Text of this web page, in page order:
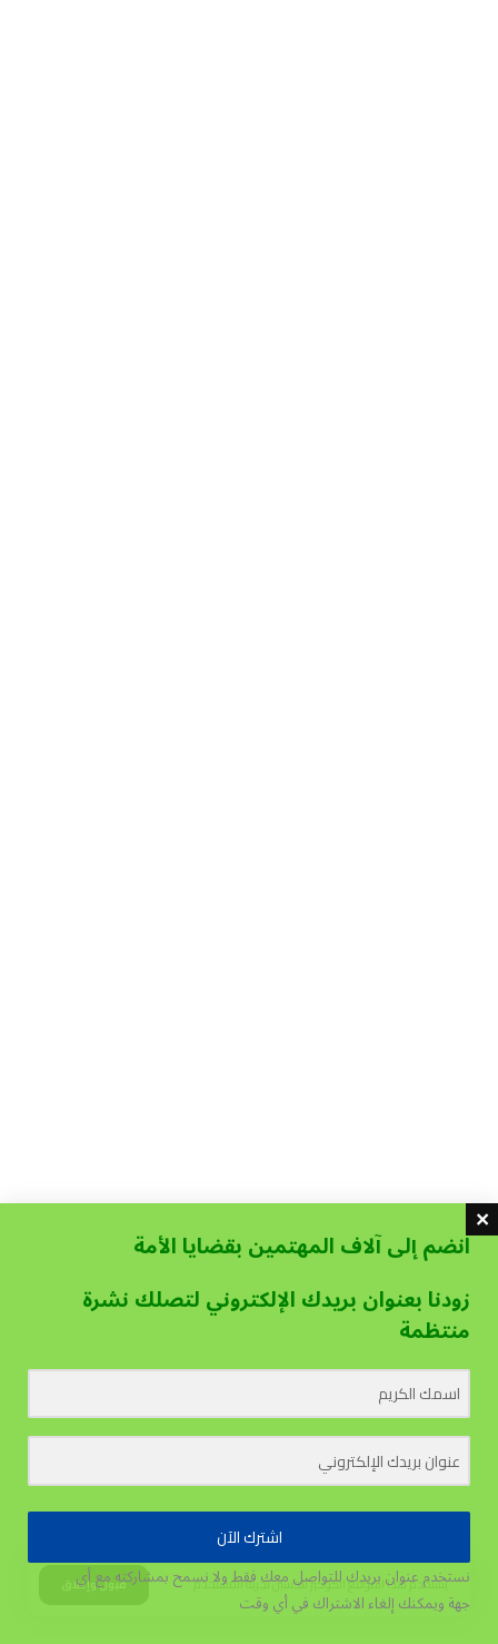
يستخدم هذا الموقع الكوكيز لتحسين تجربة المستخدم. قبول وإغلاق
انضم إلى آلاف المهتمين بقضايا الأمة
زودنا بعنوان بريدك الإلكتروني لتصلك نشرة
منتظمة
اشترك الآن
نستخدم عنوان بريدك للتواصل معك فقط ولا نسمح بمشاركته مع أي
جهةويمكنك إلغاء الاشتراك في أي وقت